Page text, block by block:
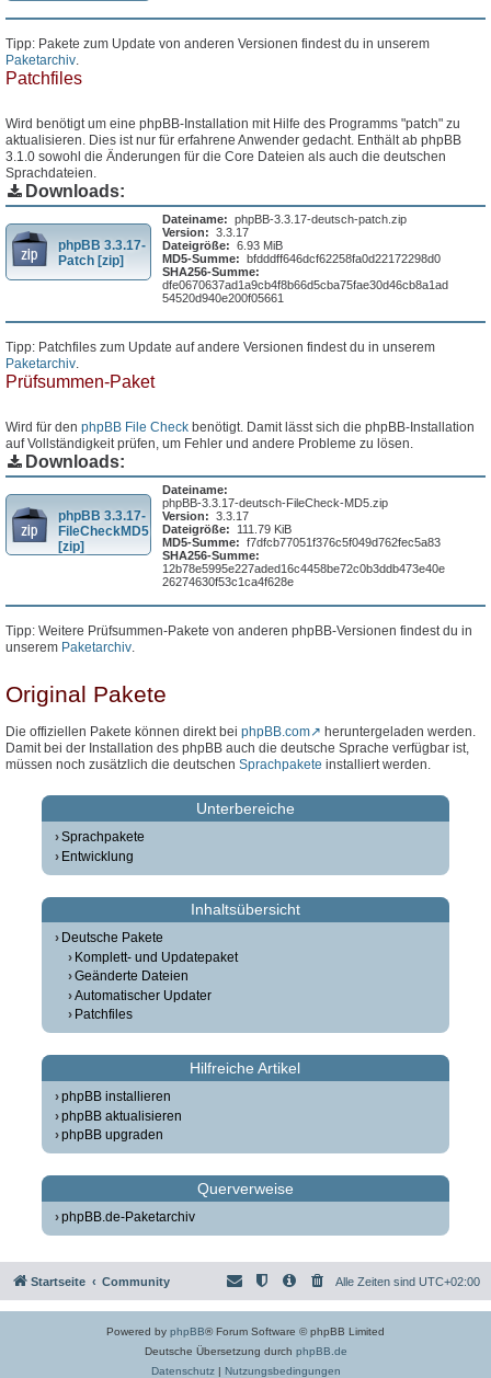
Tipp: Pakete zum Update von anderen Versionen findest du in unserem
Paketarchiv
Patchfiles
Wird benötigt um eine phpBB-Installation mit Hilfe des Programms "patch" zu
aktualisieren. Dies ist nur für erfahrene Anwender gedacht. Enthält ab phpBB
3.1.0 sowohl die Änderungen für die Core Dateien als auch die deutschen
Sprachdateien.
Downloads:
phpBB 3.3.17-
Patch [zip]
Dateiname: phpBB-3.3.17-deutsch-patch.zip
Version: 3.3.17
Dateigröße: 6.93 MiB
MD5-Summe: bfdddff646dcf62258fa0d22172298d0
SHA256-Summe:
dfe0670637ad1a9cb4f8b66d5cba75fae30d46cb8a1ad
54520d940e200f05661
Tipp: Patchfiles zum Update auf andere Versionen findest du in unserem
Paketarchiv
Prüfsummen-Paket
Wird für den phpBB File Check benötigt. Damit lässt sich die phpBB-Installation
auf Vollständigkeit prüfen, um Fehler und andere Probleme zu lösen.
Downloads:
phpBB 3.3.17-
FileCheckMD5
[zip]
Dateiname:
phpBB-3.3.17-deutsch-FileCheck-MD5.zip
Version: 3.3.17
Dateigröße:
111.79 KiB
MD5-Summe: f7dfcb77051f376c5f049d762fec5a83
SHA256-Summe:
12b78e5995e227aded16c4458be72c0b3ddb473e40e
26274630f53c1ca4f628e
Tipp: Weitere Prüfsummen-Pakete von anderen phpBB-Versionen findest du in
unserem Paketarchiv.
Original Pakete
Die offiziellen Pakete können direkt bei phpBB.com
heruntergeladen werden.
Damit bei der Installation des phpBB auch die deutsche Sprache verfügbar ist,
müssen noch zusätzlich die deutschen Sprachpakete installiert werden.
Unterbereiche
Sprachpakete
Entwicklung
Inhaltsübersicht
Deutsche Pakete
Komplett- und Updatepaket
Geänderte Dateien
Automatischer Updater
Patchfiles
Hilfreiche Artikel
phpBB installieren
phpBB aktualisieren
phpBB upgraden
Querverweise
phpBB.de-Paketarchiv
Startseite Community Alle Zeiten sind UTC+02:00
Powered by phpBB® Forum Software © phpBB Limited
Deutsche Übersetzung durch phpBB.de
Datenschutz| Nutzungsbedingungen